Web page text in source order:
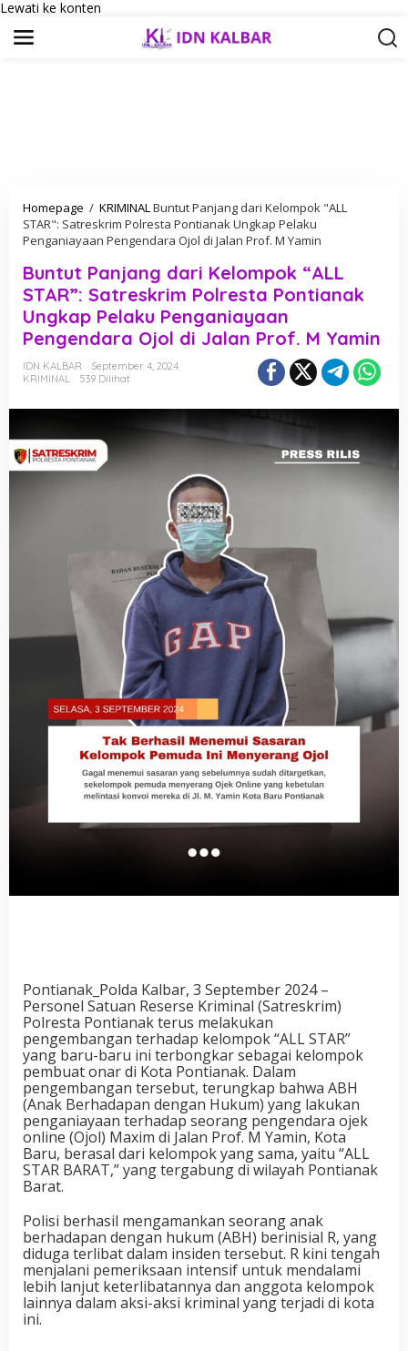
Lewati ke konten
Homepage / KRIMINALBuntut Panjang dari Kelompok "ALL
STAR": Satreskrim Polresta Pontianak Ungkap Pelaku
Penganiayaan Pengendara Ojol di Jalan Prof. M Yamin
Buntut Panjang dari Kelompok “ALL
STAR”: Satreskrim Polresta Pontianak
Ungkap Pelaku Penganiayaan
Pengendara Ojol di Jalan Prof. M Yamin
IDN KALBAR
September 4, 2024
KRIMINAL
539 Dilihat
Pontianak_Polda Kalbar, 3 September 2024 –
Personel Satuan Reserse Kriminal (Satreskrim)
Polresta Pontianak terus melakukan
pengembangan terhadap kelompok “ALL STAR”
yang baru-baru ini terbongkar sebagai kelompok
pembuat onar di Kota Pontianak. Dalam
pengembangan tersebut, terungkap bahwa ABH
(Anak Berhadapan dengan Hukum) yang lakukan
penganiayaan terhadap seorang pengendara ojek
online (Ojol) Maxim di Jalan Prof. M Yamin, Kota
Baru, berasal dari kelompok yang sama, yaitu “ALL
STAR BARAT,” yang tergabung di wilayah Pontianak
Barat.
Polisi berhasil mengamankan seorang anak
berhadapan dengan hukum (ABH) berinisial R, yang
diduga terlibat dalam insiden tersebut. R kini tengah
menjalani pemeriksaan intensif untuk mendalami
lebih lanjut keterlibatannya dan anggota kelompok
lainnya dalam aksi-aksi kriminal yang terjadi di kota
ini.